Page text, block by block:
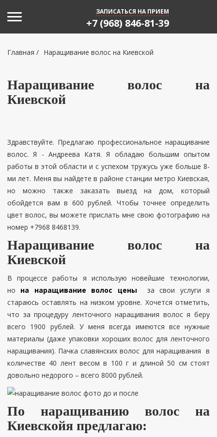
ЗАПИСАТЬСЯ НА ПРИЕМ
+7 (968) 846-81-39
Главная / Наращивание волос на Киевской
Наращивание волос на
Киевской
Здравствуйте. Предлагаю профессиональное наращивание
волос. Я - Андреева Катя. Я обладаю большим опытом
работы в этой области и с успехом тружусь уже больше 8-
ми лет. Меня вы найдете в районе станции метро Киевская,
но можно также заказать выезд на дом, который
обойдется вам в 600 рублей. Чтобы точнее определить
цвет волос, вы можете прислать мне свою фотографию на
номер +7968 8468139.
Наращивание волос на
Киевской
В процессе работы я использую новейшие технологии,
но на наращивание волос цены
за свои услуги я
стараюсь оставлять на низком уровне. Хочется отметить,
что за процедуру ленточного наращивания волос я беру
всего 1900 рублей. У меня всегда имеются все нужные
материалы (даже упаковки хороших волос для ленточного
наращивания). Пачкаславянских волос для наращивания в
количестве 40 лент весом в 100 г и длиной 50 см стоят
довольно недорого – всего 8000 рублей.
По наращиванию волос на
Киевскойя предлагаю: